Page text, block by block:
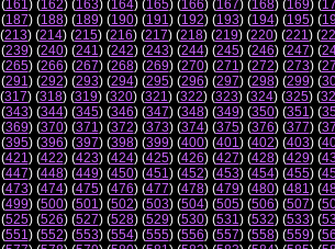
161) (162) (163) (164) (165) (166) (167) (168) (169) (
187) (188) (189) (190) (191) (192) (193) (194) (195) (
213) (214) (215) (216) (217) (218) (219) (220) (221) (
239) (240) (241) (242) (243) (244) (245) (246) (247) (
265) (266) (267) (268) (269) (270) (271) (272) (273) (
291) (292) (293) (294) (295) (296) (297) (298) (299) (
317) (318) (319) (320) (321) (322) (323) (324) (325) (
343) (344) (345) (346) (347) (348) (349) (350) (351) (
369) (370) (371) (372) (373) (374) (375) (376) (377) (
395) (396) (397) (398) (399) (400) (401) (402) (403) (
421) (422) (423) (424) (425) (426) (427) (428) (429) (
447) (448) (449) (450) (451) (452) (453) (454) (455) (
473) (474) (475) (476) (477) (478) (479) (480) (481) (
499) (500) (501) (502) (503) (504) (505) (506) (507) (
525) (526) (527) (528) (529) (530) (531) (532) (533) (
551) (552) (553) (554) (555) (556) (557) (558) (559) (